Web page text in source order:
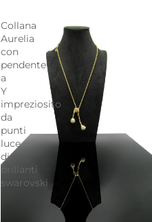
Collana
Aurelia
con
pendente
a
Y
impreziosito
da
punti
luce
di
brillanti
swarovski